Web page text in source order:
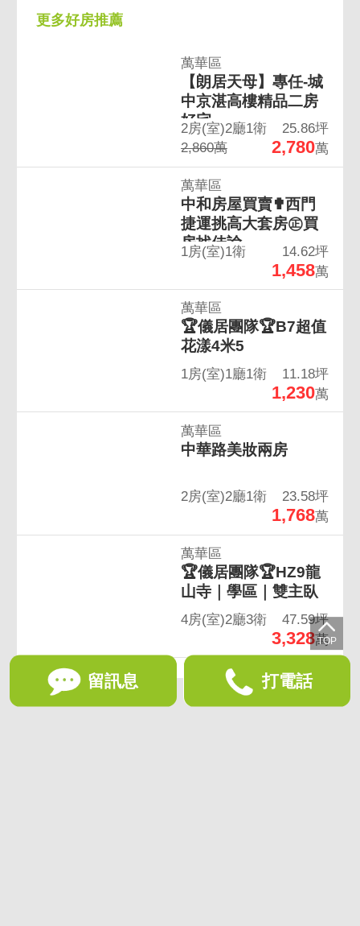
更多好房推薦
萬華區
【朗居天母】專任-城
中京湛高樓精品二房
好宅
2房(室)2廳1衛
25.86坪
2,860萬
2,780萬
萬華區
中和房屋買賣✟西門
捷運挑高大套房㊣買
房找佳諭
1房(室)1衛 14.62坪
1,458萬
萬華區
🏆儀居團隊🏆B7超值
花漾4米5
1房(室)1廳1衛 11.18坪
1,230萬
萬華區
中華路美妝兩房
2房(室)2廳1衛 23.58坪
1,768萬
萬華區
🏆儀居團隊🏆HZ9龍
山寺｜學區｜雙主臥
4房(室)2廳3衛 47.59坪
3,328萬
留訊息 打電話